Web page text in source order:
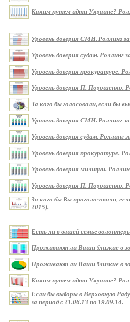
Каким путем идти Украине?
Уровень доверия СМИ. Роллинг
Уровень доверия судам. Роллинг
Уровень доверия прокуратуре.
Уровень доверия П. Порошенко.
За кого бы голосовали, если бы
Уровень доверия СМИ. Роллинг
Уровень доверия судам. Роллинг
Уровень доверия прокуратуре.
Уровень доверия милиции.
Уровень доверия П. Порошенко.
За кого бы Вы проголосовали,
2015).
Есть ли в вашей семье
Проживают ли Ваши близкие в
Проживают ли Ваши близкие в
Каким путем идти Украине?
Если бы выборы в Верховную
за период с 21.06.13 по 19.09.14.